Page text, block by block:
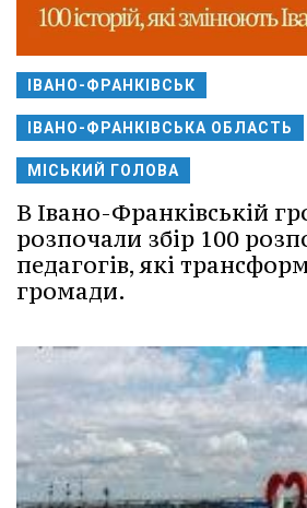
ІВАНО-ФРАНКІВСЬК
ІВАНО-ФРАНКІВСЬКА ОБЛАСТЬ
МІСЬКИЙ ГОЛОВА
В Івано-Франківській
розпочали збір 100
педагогів, які
громади.